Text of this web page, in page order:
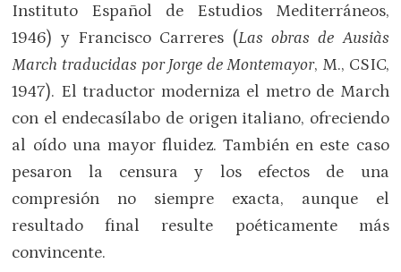
Instituto Español de Estudios Mediterráneos,
1946) y Francisco Carreres (Las obras de Ausiàs
March traducidas por Jorge de Montemayor, M., CSIC,
1947). El traductor moderniza el metro de March
con el endecasílabo de origen italiano, ofreciendo
al oído una mayor fluidez. También en este caso
pesaron la censura y los efectos de una
compresión no siempre exacta, aunque el
resultado final resulte poéticamente más
convincente.